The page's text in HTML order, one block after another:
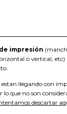
impresión
o vertical,
estan llegando con
que no son
descartar